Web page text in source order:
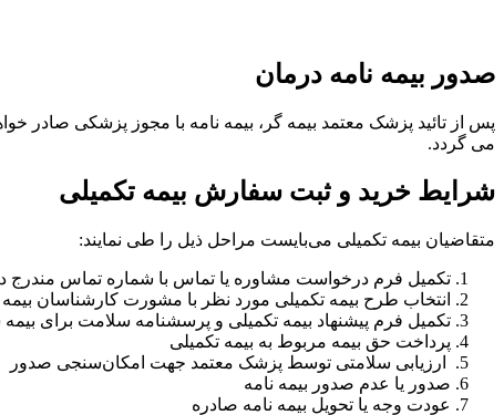
صدور بیمه نامه درمان
پس از تائید پزشک معتمد بیمه گر، بیمه نامه با مجوز پزشکی صادر
می گردد.
شرایط خرید و ثبت سفارش بیمه تکمیلی
متقاضیان بیمه تکمیلی می‌بایست مراحل ذیل را طی نمایند:
تکمیل فرم درخواست مشاوره یا تماس با شماره تماس مندرج
انتخاب طرح بیمه تکمیلی مورد نظر با مشورت کارشناسان
تکمیل فرم پیشنهاد بیمه تکمیلی و پرسشنامه سلامت برای
پرداخت حق بیمه مربوط به بیمه تکمیلی
ارزیابی سلامتی توسط پزشک معتمد جهت امکان‌سنجی صدور
صدور یا عدم صدور بیمه نامه
عودت وجه یا تحویل بیمه نامه صادره